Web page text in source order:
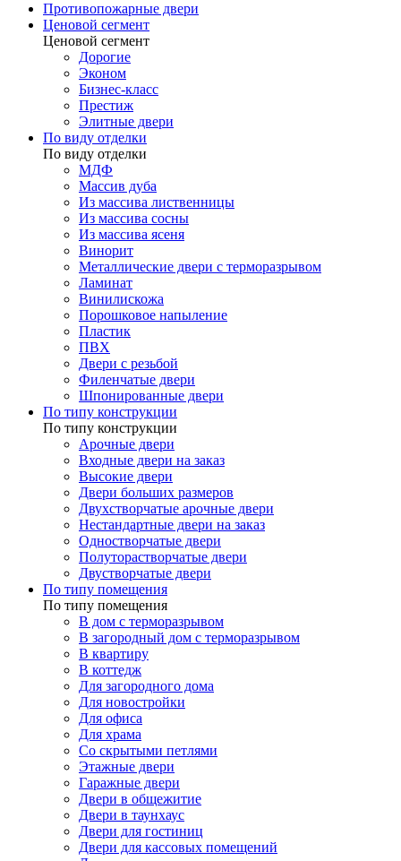
Противопожарные двери
Ценовой сегмент
Ценовой сегмент
Дорогие
Эконом
Бизнес-класс
Престиж
Элитные двери
По виду отделки
По виду отделки
МДФ
Массив дуба
Из массива лиственницы
Из массива сосны
Из массива ясеня
Винорит
Металлические двери с терморазрывом
Ламинат
Винилискожа
Порошковое напыление
Пластик
ПВХ
Двери с резьбой
Филенчатые двери
Шпонированные двери
По типу конструкции
По типу конструкции
Арочные двери
Входные двери на заказ
Высокие двери
Двери больших размеров
Двухстворчатые арочные двери
Нестандартные двери на заказ
Одностворчатые двери
Полуторастворчатые двери
Двустворчатые двери
По типу помещения
По типу помещения
В дом с терморазрывом
В загородный дом с терморазрывом
В квартиру
В коттедж
Для загородного дома
Для новостройки
Для офиса
Для храма
Со скрытыми петлями
Этажные двери
Гаражные двери
Двери в общежитие
Двери в таунхаус
Двери для гостиниц
Двери для кассовых помещений